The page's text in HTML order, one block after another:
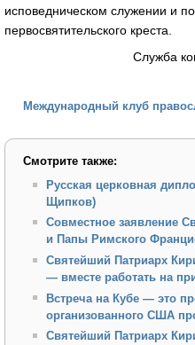
исповедническом служении и
первосвятительского креста.
Служба
Международный клуб
Смотрите также:
Русская церковная
Щипков)
Совместное заявление
и Папы Римского
Святейший Патриарх
— вместе работать на
Встреча на Кубе — это
организованного США
Святейший Патриарх